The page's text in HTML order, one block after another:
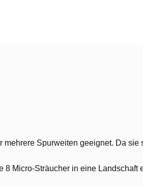
Spurweiten geeignet. Da
Micro-Sträucher in eine Landschaft